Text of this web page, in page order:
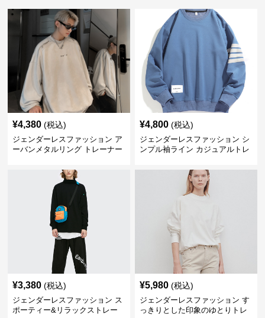
¥4,380 (税込)
ジェンダーレスファッション ア
ーバンメタルリング トレーナー
¥4,800 (税込)
ジェンダーレスファッション シ
ンプル袖ライン カジュアルトレ
¥3,380 (税込)
ジェンダーレスファッション ス
ポーティー&リラックストレー
¥5,980 (税込)
ジェンダーレスファッション す
っきりとした印象のゆとりトレ